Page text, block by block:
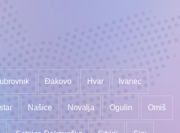
Đakovo Hvar Ivanec
Našice Novalja Ogulin Omiš